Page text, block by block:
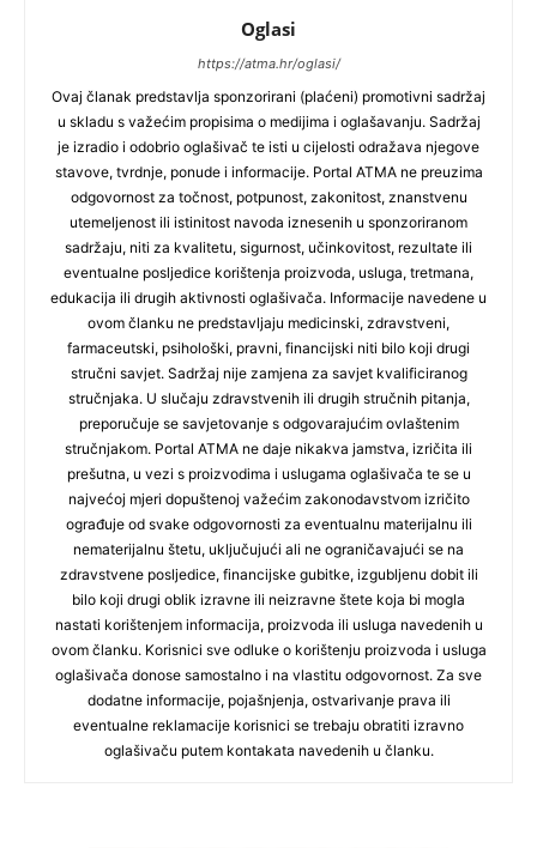
Oglasi
https://atma.hr/oglasi/
Ovaj članak predstavlja sponzorirani (plaćeni) promotivni sadržaj
u skladu s važećim propisima o medijima i oglašavanju. Sadržaj
je izradio i odobrio oglašivač te isti u cijelosti odražava njegove
stavove, tvrdnje, ponude i informacije. Portal ATMA ne preuzima
odgovornost za točnost, potpunost, zakonitost, znanstvenu
utemeljenost ili istinitost navoda iznesenih u sponzoriranom
sadržaju, niti za kvalitetu, sigurnost, učinkovitost, rezultate ili
eventualne posljedice korištenja proizvoda, usluga, tretmana,
edukacija ili drugih aktivnosti oglašivača. Informacije navedene u
ovom članku ne predstavljaju medicinski, zdravstveni,
farmaceutski, psihološki, pravni, financijski niti bilo koji drugi
stručni savjet. Sadržaj nije zamjena za savjet kvalificiranog
stručnjaka. U slučaju zdravstvenih ili drugih stručnih pitanja,
preporučuje se savjetovanje s odgovarajućim ovlaštenim
stručnjakom. Portal ATMA ne daje nikakva jamstva, izričita ili
prešutna, u vezi s proizvodima i uslugama oglašivača te se u
najvećoj mjeri dopuštenoj važećim zakonodavstvom izričito
ograđuje od svake odgovornosti za eventualnu materijalnu ili
nematerijalnu štetu, uključujući ali ne ograničavajući se na
zdravstvene posljedice, financijske gubitke, izgubljenu dobit ili
bilo koji drugi oblik izravne ili neizravne štete koja bi mogla
nastati korištenjem informacija, proizvoda ili usluga navedenih u
ovom članku. Korisnici sve odluke o korištenju proizvoda i usluga
oglašivača donose samostalno i na vlastitu odgovornost. Za sve
dodatne informacije, pojašnjenja, ostvarivanje prava ili
eventualne reklamacije korisnici se trebaju obratiti izravno
oglašivaču putem kontakata navedenih u članku.